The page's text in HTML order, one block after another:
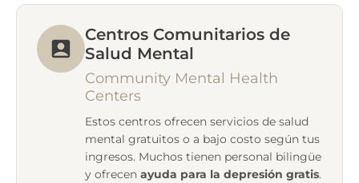
Centros Comunitarios de
Salud Mental
Community Mental Health
Centers
Estos centros ofrecen servicios de salud
mental gratuitos o a bajo costo según tus
ingresos. Muchos tienen personal bilingüe
y ofrecen ayuda para la depresión gratis.